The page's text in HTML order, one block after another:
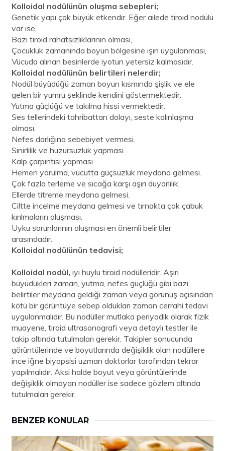
Kolloidal nodülünün oluşma sebepleri;
Genetik yapı çok büyük etkendir. Eğer ailede tiroid nodülü
var ise,
Bazı tiroid rahatsızlıklarının olması,
Çocukluk zamanında boyun bölgesine ışın uygulanması,
Vücuda alınan besinlerde iyotun yetersiz kalmasıdır.
Kolloidal nodülünün belirtileri nelerdir;
Nodül büyüdüğü zaman boyun kısmında şişlik ve ele
gelen bir yumru şeklinde kendini göstermektedir.
Yutma güçlüğü ve takılma hissi vermektedir.
Ses tellerindeki tahribattan dolayı, seste kalınlaşma
olması.
Nefes darlığına sebebiyet vermesi.
Sinirlilik ve huzursuzluk yapması.
Kalp çarpıntısı yapması.
Hemen yorulma, vücutta güçsüzlük meydana gelmesi.
Çok fazla terleme ve sıcağa karşı aşırı duyarlılık.
Ellerde titreme meydana gelmesi.
Ciltte incelme meydana gelmesi ve tırnakta çok çabuk
kırılmaların oluşması.
Uyku sorunlarının oluşması en önemli belirtiler
arasındadır.
Kolloidal nodülünün tedavisi;
Kolloidal nodül, iyi huylu tiroid nodülleridir. Aşırı
büyüdükleri zaman, yutma, nefes güçlüğü gibi bazı
belirtiler meydana geldiği zaman veya görünüş açısından
kötü bir görüntüye sebep oldukları zaman cerrahi tedavi
uygulanmalıdır. Bu nodüller mutlaka periyodik olarak fizik
muayene, tiroid ultrasonografi veya detaylı testler ile
takip altında tutulmaları gerekir. Takipler sonucunda
görüntülerinde ve boyutlarında değişiklik olan nodüllere
ince iğne biyopsisi uzman doktorlar tarafından tekrar
yapılmalıdır. Aksi halde boyut veya görüntülerinde
değişiklik olmayan nodüller ise sadece gözlem altında
tutulmaları gerekir.
BENZER KONULAR